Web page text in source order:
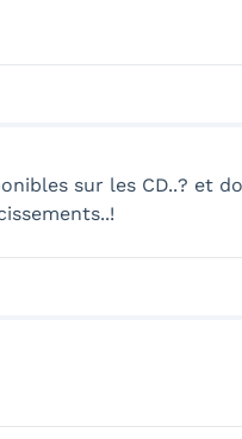
sur les CD..? et